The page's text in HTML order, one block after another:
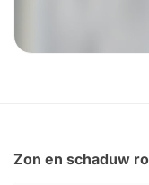
Zon en schaduw